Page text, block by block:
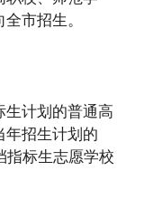
市招生。
生计划的普通高
年招生计划的
指标生志愿学校